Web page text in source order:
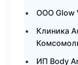
ООО Glow
Клиника
ИП Body